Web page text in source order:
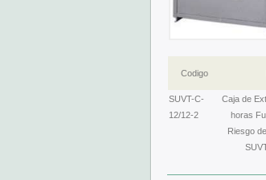
Codigo
SUVT-C-
12/12-2
Caja de
horas
Riesgo